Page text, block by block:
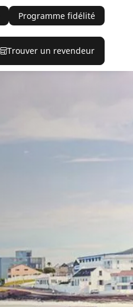
Programme fidélité
Trouver un revendeur